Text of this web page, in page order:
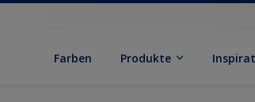
Farben Produkte